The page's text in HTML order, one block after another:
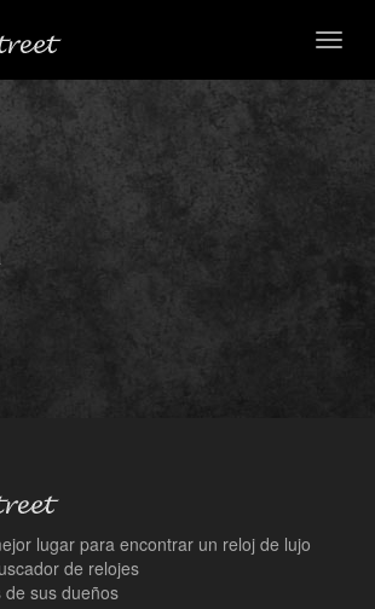
lugar para encontrar un reloj de lujo
de relojes
sus dueños